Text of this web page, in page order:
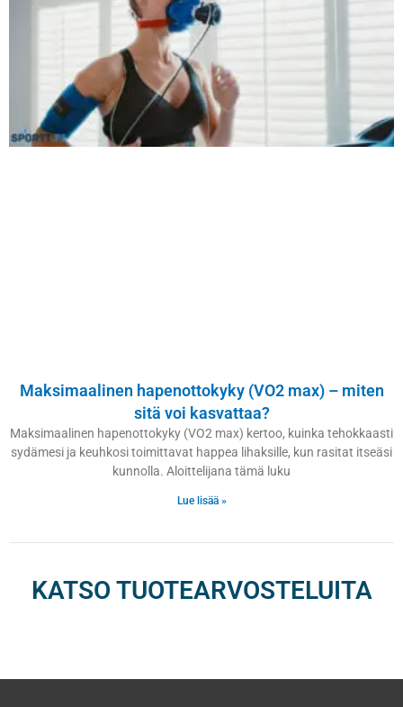
Maksimaalinen hapenottokyky (VO2 max) – miten
sitä voi kasvattaa?
Maksimaalinen hapenottokyky (VO2 max) kertoo, kuinka tehokkaasti
sydämesi ja keuhkosi toimittavat happea lihaksille, kun rasitat itseäsi
kunnolla. Aloittelijana tämä luku
Lue lisää »
KATSO TUOTEARVOSTELUITA